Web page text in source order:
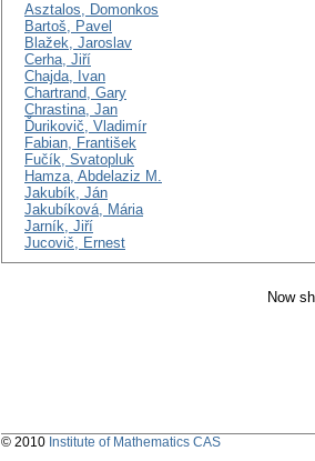
Asztalos, Domonkos
Bartoš, Pavel
Blažek, Jaroslav
Cerha, Jiří
Chajda, Ivan
Chartrand, Gary
Chrastina, Jan
Ďurikovič, Vladimír
Fabian, František
Fučík, Svatopluk
Hamza, Abdelaziz M.
Jakubík, Ján
Jakubíková, Mária
Jarník, Jiří
Jucovič, Ernest
Now
© 2010 Institute of Mathematics CAS